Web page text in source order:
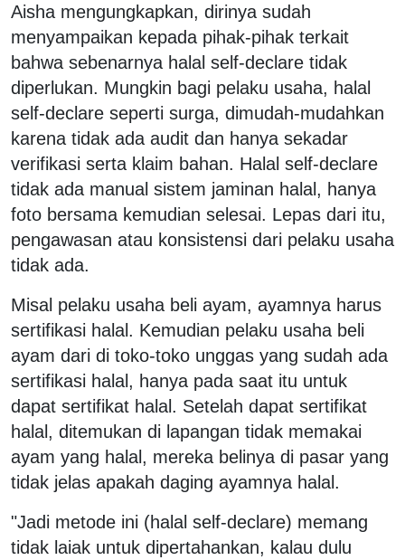
Aisha mengungkapkan, dirinya sudah
menyampaikan kepada pihak-pihak terkait
bahwa sebenarnya halal self-declare tidak
diperlukan. Mungkin bagi pelaku usaha, halal
self-declare seperti surga, dimudah-mudahkan
karena tidak ada audit dan hanya sekadar
verifikasi serta klaim bahan. Halal self-declare
tidak ada manual sistem jaminan halal, hanya
foto bersama kemudian selesai. Lepas dari itu,
pengawasan atau konsistensi dari pelaku usaha
tidak ada.
Misal pelaku usaha beli ayam, ayamnya harus
sertifikasi halal. Kemudian pelaku usaha beli
ayam dari di toko-toko unggas yang sudah ada
sertifikasi halal, hanya pada saat itu untuk
dapat sertifikat halal. Setelah dapat sertifikat
halal, ditemukan di lapangan tidak memakai
ayam yang halal, mereka belinya di pasar yang
tidak jelas apakah daging ayamnya halal.
"Jadi metode ini (halal self-declare) memang
tidak laiak untuk dipertahankan, kalau dulu